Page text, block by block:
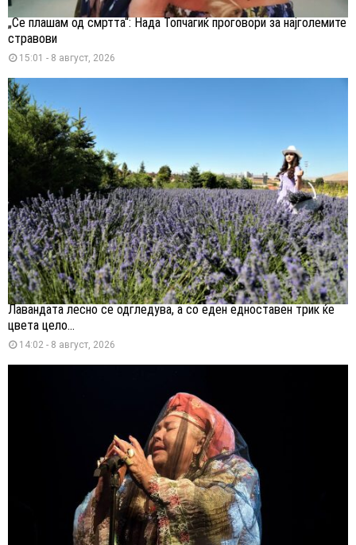
„Се плашам од смртта“: Нада Топчагиќ проговори за најголемите
стравови
15:01 - 8 август, 2026
Лавандата лесно се одгледува, а со еден едноставен трик ќе
цвета цело...
14:02 - 8 август, 2026